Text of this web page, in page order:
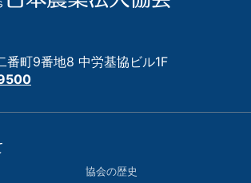
番町9番地8 中労基協ビル1F
協会の歴史